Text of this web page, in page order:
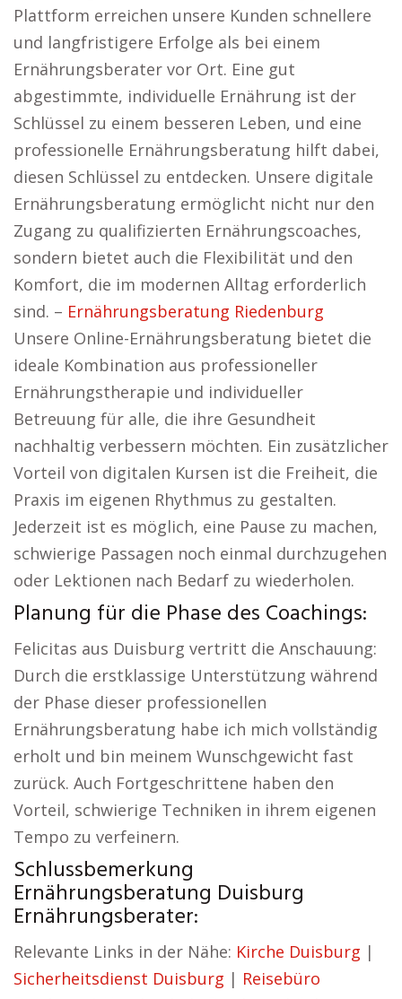
Plattform erreichen unsere Kunden schnellere
und langfristigere Erfolge als bei einem
Ernährungsberater vor Ort. Eine gut
abgestimmte, individuelle Ernährung ist der
Schlüssel zu einem besseren Leben, und eine
professionelle Ernährungsberatung hilft dabei,
diesen Schlüssel zu entdecken. Unsere digitale
Ernährungsberatung ermöglicht nicht nur den
Zugang zu qualifizierten Ernährungscoaches,
sondern bietet auch die Flexibilität und den
Komfort, die im modernen Alltag erforderlich
sind. – Ernährungsberatung Riedenburg
Unsere Online-Ernährungsberatung bietet die
ideale Kombination aus professioneller
Ernährungstherapie und individueller
Betreuung für alle, die ihre Gesundheit
nachhaltig verbessern möchten. Ein zusätzlicher
Vorteil von digitalen Kursen ist die Freiheit, die
Praxis im eigenen Rhythmus zu gestalten.
Jederzeit ist es möglich, eine Pause zu machen,
schwierige Passagen noch einmal durchzugehen
oder Lektionen nach Bedarf zu wiederholen.
Planung für die Phase des Coachings:
Felicitas aus Duisburg vertritt die Anschauung:
Durch die erstklassige Unterstützung während
der Phase dieser professionellen
Ernährungsberatung habe ich mich vollständig
erholt und bin meinem Wunschgewicht fast
zurück. Auch Fortgeschrittene haben den
Vorteil, schwierige Techniken in ihrem eigenen
Tempo zu verfeinern.
Schlussbemerkung
Ernährungsberatung Duisburg
Ernährungsberater:
Relevante Links in der Nähe: Kirche Duisburg |
Sicherheitsdienst Duisburg | Reisebüro